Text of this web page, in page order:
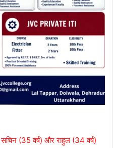
सचिन (35 वर्ष) और राहुल (34 वर्ष)